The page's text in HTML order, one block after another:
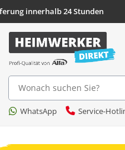
innerhalb 24 Stunden
Suche
WhatsApp Service-